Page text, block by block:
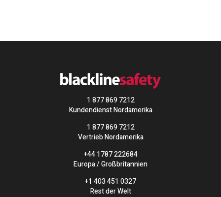
1 877 869 7212
Kundendienst Nordamerika
1 877 869 7212
Vertrieb Nordamerika
+44 1787 222684
Europa / Großbritannien
+1 403 451 0327
Rest der Welt